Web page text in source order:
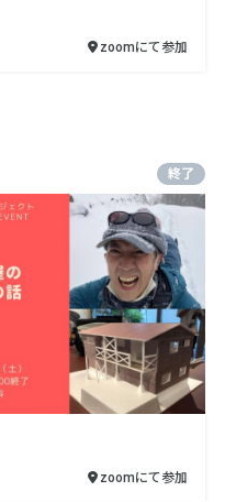
zoomにて参加
終了
zoomにて参加